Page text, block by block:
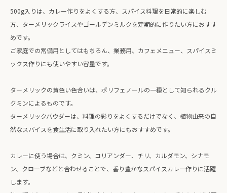
500g入りは、カレー作りをよくする方、スパイス料理を日常的に楽しむ
方、ターメリックライスやゴールデンミルクを定期的に作りたい方におすす
めです。
ご家庭での常備用としてはもちろん、業務用、カフェメニュー、スパイスミ
ックス作りにも使いやすい容量です。
ターメリックの黄色い色合いは、ポリフェノールの一種として知られるクル
クミンによるものです。
ターメリックパウダーは、料理の彩りをよくするだけでなく、植物由来の自
然なスパイスを食生活に取り入れたい方にもおすすめです。
カレーに使う場合は、クミン、コリアンダー、チリ、カルダモン、シナモ
ン、クローブなどと合わせることで、香り豊かなスパイスカレー作りに活躍
します。